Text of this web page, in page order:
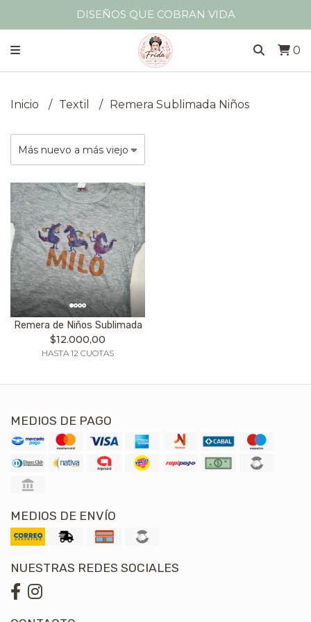
DISEÑOS QUE COBRAN VIDA
0
Inicio Textil Remera Sublimada Niños
Remera de Niños Sublimada
$12.000,00
HASTA 12 CUOTAS
MEDIOS DE PAGO
MEDIOS DE ENVÍO
NUESTRAS REDES SOCIALES